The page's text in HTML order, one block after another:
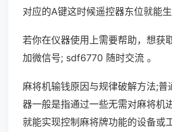
对应的A键这时候遥控器东位就能生
若你在仪器使用上需要帮助，想获
加微信号; sdf6770 随时交流 。
麻将机输钱原因与规律破解方法;普
器一般是指通过一些无需对麻将机
就能实现控制麻将牌功能的设备或工